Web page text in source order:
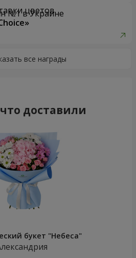
цветов
доставили
букет "Небеса"